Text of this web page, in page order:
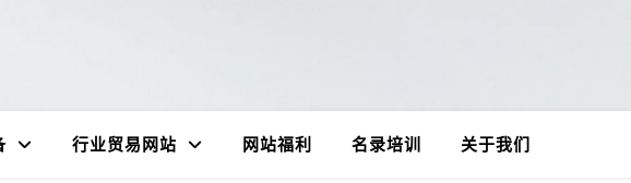
行业贸易网站 网站福利 名录培训 关于我们